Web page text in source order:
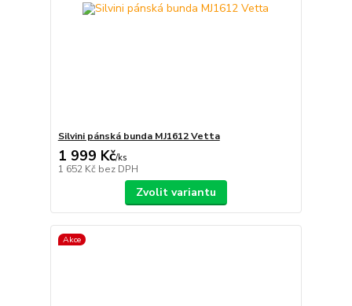
Silvini pánská bunda MJ1612 Vetta
1 999 Kč/ks
1 652 Kč bez DPH
Zvolit variantu
Akce